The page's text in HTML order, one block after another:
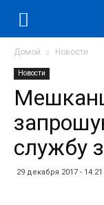
Домой Новости
Новости
службу
29 декабря 2017 - 14:21